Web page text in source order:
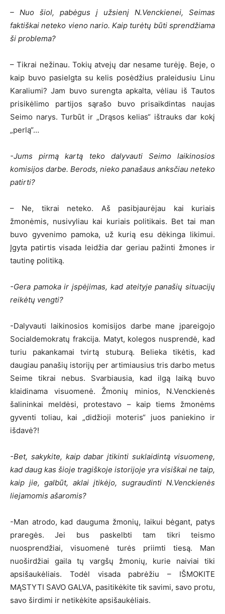
– Nuo šiol, pabėgus į užsienį N.Venckienei, Seimas
faktiškai neteko vieno nario. Kaip turėtų būti sprendžiama
ši problema?
– Tikrai nežinau. Tokių atvejų dar nesame turėję. Beje, o
kaip buvo pasielgta su kelis posėdžius praleidusiu Linu
Karaliumi? Jam buvo surengta apkalta, vėliau iš Tautos
prisikėlimo partijos sąrašo buvo prisaikdintas naujas
Seimo narys. Turbūt ir „Drąsos kelias“ ištrauks dar kokį
„perlą“…
-Jums pirmą kartą teko dalyvauti Seimo laikinosios
komisijos darbe. Berods, nieko panašaus anksčiau neteko
patirti?
– Ne, tikrai neteko. Aš pasibjaurėjau kai kuriais
žmonėmis, nusivyliau kai kuriais politikais. Bet tai man
buvo gyvenimo pamoka, už kurią esu dėkinga likimui.
Įgyta patirtis visada leidžia dar geriau pažinti žmones ir
tautinę politiką.
-Gera pamoka ir įspėjimas, kad ateityje panašių situacijų
reikėtų vengti?
-Dalyvauti laikinosios komisijos darbe mane įpareigojo
Socialdemokratų frakcija. Matyt, kolegos nusprendė, kad
turiu pakankamai tvirtą stuburą. Belieka tikėtis, kad
daugiau panašių istorijų per artimiausius tris darbo metus
Seime tikrai nebus. Svarbiausia, kad ilgą laiką buvo
klaidinama visuomenė. Žmonių minios, N.Venckienės
šalininkai meldėsi, protestavo – kaip tiems žmonėms
gyventi toliau, kai „didžioji moteris“ juos paniekino ir
išdavė?!
-Bet, sakykite, kaip dabar įtikinti suklaidintą visuomenę,
kad daug kas šioje tragiškoje istorijoje yra visiškai ne taip,
kaip jie, galbūt, aklai įtikėjo, sugraudinti N.Venckienės
liejamomis ašaromis?
-Man atrodo, kad dauguma žmonių, laikui bėgant, patys
praregės. Jei bus paskelbti tam tikri teismo
nuosprendžiai, visuomenė turės priimti tiesą. Man
nuoširdžiai gaila tų vargšų žmonių, kurie naiviai tiki
apsišaukėliais. Todėl visada pabrėžiu – IŠMOKITE
MĄSTYTI SAVO GALVA, pasitikėkite tik savimi, savo protu,
savo širdimi ir netikėkite apsišaukėliais.